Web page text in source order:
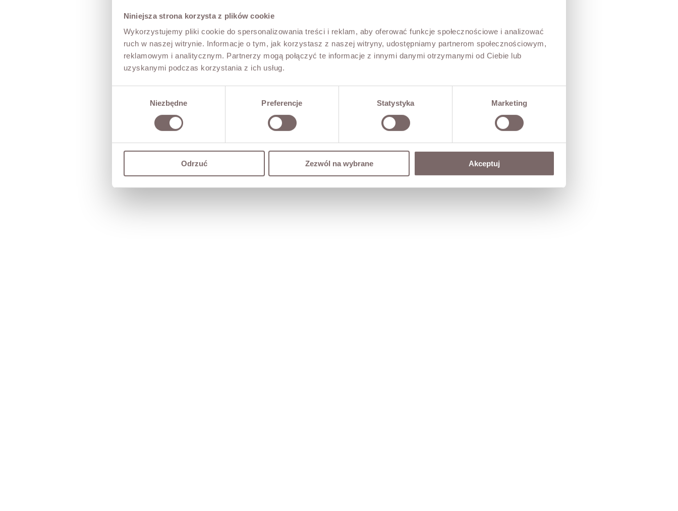
Niniejsza strona korzysta z plików cookie
Wykorzystujemy pliki cookie do spersonalizowania treści i reklam, aby oferować funkcje społecznościowe i analizować
ruch w naszej witrynie. Informacje o tym, jak korzystasz z naszej witryny, udostępniamy partnerom społecznościowym,
reklamowym i analitycznym. Partnerzy mogą połączyć te informacje z innymi danymi otrzymanymi od Ciebie lub
uzyskanymi podczas korzystania z ich usług.
Niezbędne Preferencje Statystyka Marketing
Odrzuć Zezwól na wybrane Akceptuj